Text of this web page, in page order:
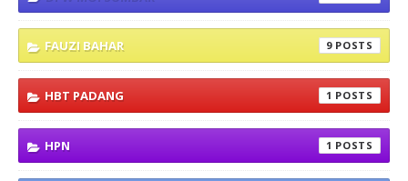
FAUZI BAHAR 9
HBT PADANG 1
HPN 1